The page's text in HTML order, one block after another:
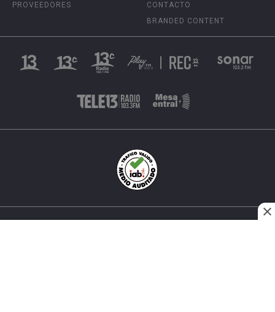
PROVEEDORES
CONTACTO
BRANDED CONTENT